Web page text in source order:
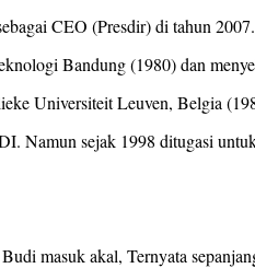
CEO (Presdir) di tahun
Bandung (1980) dan
Universiteit Leuven, Belgia
Namun sejak 1998 ditugasi
masuk akal, Ternyata